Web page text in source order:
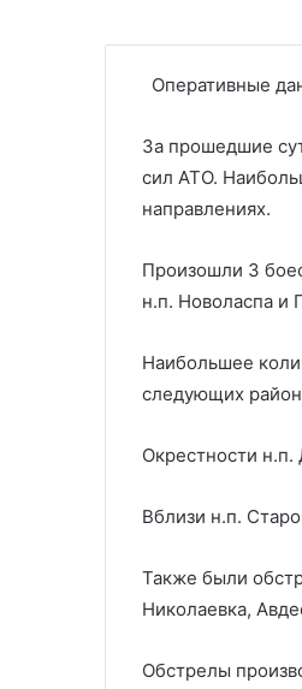
Оперативные
За прошедшие
сил АТО.
направлениях.
Произошли 3
н.п. Новоласпа и
Наибольшее
следующих
Окрестности н.п.
Вблизи н.п.
Также были
Николаевка,
Обстрелы